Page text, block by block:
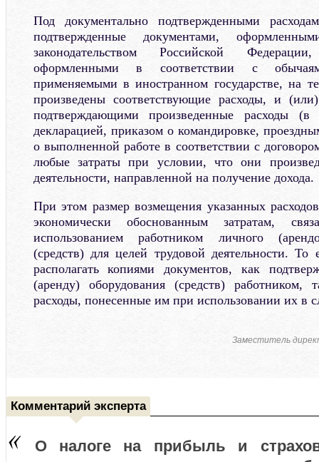
Под документально подтвержденными
подтвержденные документами,
законодательством Российской
оформленными в соответствии с
применяемыми в иностранном государстве, на
произведены соответствующие расходы, и
подтверждающими произведенные расходы
декларацией, приказом о командировке,
о выполненной работе в соответствии с
любые затраты при условии, что они
деятельности, направленной на получение дохода.
При этом размер возмещения указанных
экономически обоснованным затратам,
использованием работником личного
(средств) для целей трудовой деятельности. То
располагать копиями документов, как
(аренду) оборудования (средств)
расходы, понесенные им при использовании их в
Заместитель
Комментарий эксперта
О налоге на прибыль и